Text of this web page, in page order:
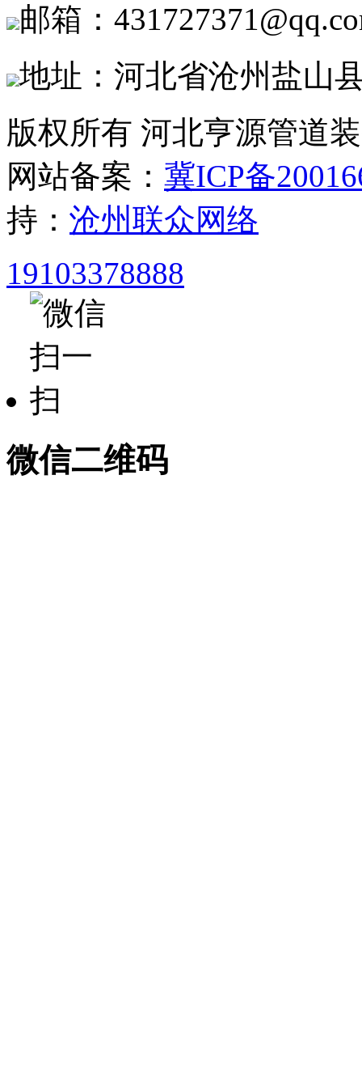
邮箱：
地址：河北省沧州盐山
版权所有 河北亨源管道
网站备案： 冀ICP备
持： 沧州联众网络
19103378888
微信二维码